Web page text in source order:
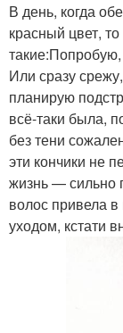
В день, когда
красный цвет,
Или сразу
планирую
всё-таки была,
без тени
эти кончики не
жизнь — сильно
волос привела
уходом, кстати